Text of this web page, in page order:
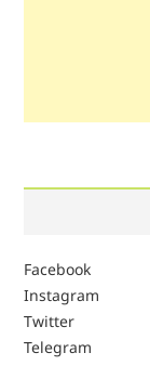
Facebook
Instagram
Twitter
Telegram